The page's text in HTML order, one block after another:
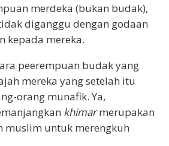
merdeka (bukan budak),
diganggu dengan godaan
kepada mereka.
peerempuan budak yang
mereka yang setelah itu
orang munafik. Ya,
khimarmerupakan
muslim untuk merengkuh